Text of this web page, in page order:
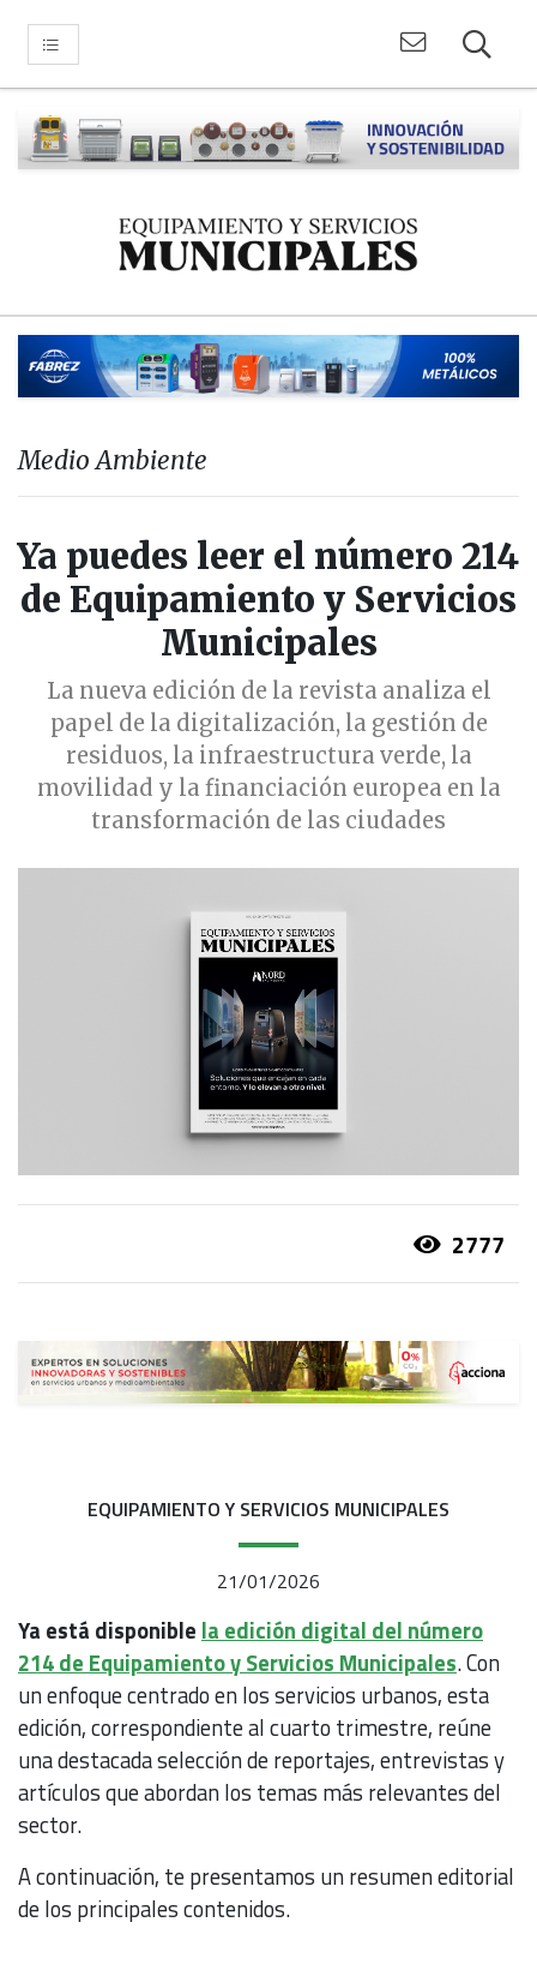
Medio Ambiente
Ya puedes leer el número 214
de Equipamiento y Servicios
Municipales
La nueva edición de la revista analiza el
papel de la digitalización, la gestión de
residuos, la infraestructura verde, la
movilidad y la financiación europea en la
transformación de las ciudades
2777
EQUIPAMIENTO Y SERVICIOS MUNICIPALES
21/01/2026
Ya está disponible la edición digital del número
214 de Equipamiento y Servicios Municipales. Con
un enfoque centrado en los servicios urbanos, esta
edición, correspondiente al cuarto trimestre, reúne
una destacada selección de reportajes, entrevistas y
artículos que abordan los temas más relevantes del
sector.
A continuación, te presentamos un resumen editorial
de los principales contenidos.